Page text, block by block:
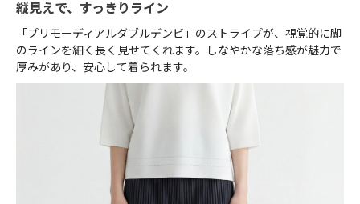
縦見えで、すっきりライン
「プリモーディアルダブルデンビ」のストライプが、視覚的に脚
のラインを細く長く見せてくれます。しなやかな落ち感が魅力で
厚みがあり、安心して着られます。